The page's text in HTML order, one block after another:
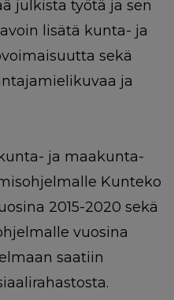
julkista työtä ja sen
lisätä kunta- ja
sekä
ja
ja maakunta-
Kunteko
2015-2020 sekä
vuosina
saatiin